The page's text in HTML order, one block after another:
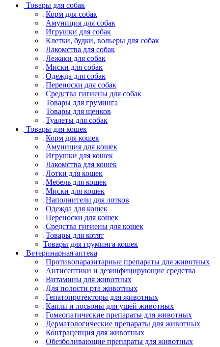
Товары для собак
Корм для собак
Амуниция для собак
Игрушки для собак
Клетки, будки, вольеры для собак
Лакомства для собак
Лежаки для собак
Миски для собак
Одежда для собак
Переноски для собак
Средства гигиены для собак
Товары для груминга
Товары для щенков
Туалеты для собак
Товары для кошек
Корм для кошек
Амуниция для кошек
Игрушки для кошек
Лакомства для кошек
Лотки для кошек
Мебель для кошек
Миски для кошек
Наполнители для лотков
Одежда для кошек
Переноски для кошек
Средства гигиены для кошек
Товары для котят
Товары для груминга кошек
Ветеринарная аптека
Противопаразитарные препараты для животных
Антисептики и дезинфицирующие средства
Витамины для животных
Для полости рта животных
Гепатопротекторы для животных
Капли и лосьоны для ушей животных
Гомеопатические препараты для животных
Дерматологические препараты для животных
Контрацепция для животных
Обезболивающие препараты для животных